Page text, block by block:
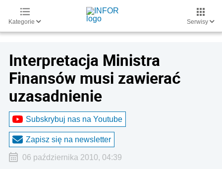
Kategorie Serwisy
Interpretacja Ministra
Finansów musi zawierać
uzasadnienie
Subskrybuj nas na Youtube
Zapisz się na newsletter
06 października 2010, 04:39